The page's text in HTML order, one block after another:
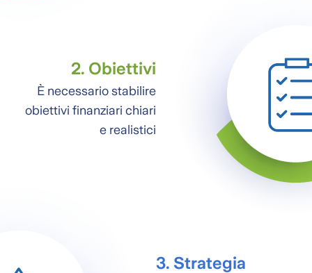
2. Obiettivi
È necessario stabilire
obiettivi finanziari chiari
e realistici
3. Strategia